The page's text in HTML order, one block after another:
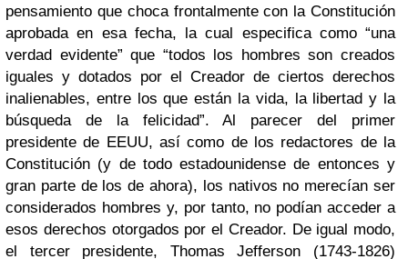
pensamiento que choca frontalmente con la Constitución
aprobada en esa fecha, la cual especifica como “una
verdad evidente” que “todos los hombres son creados
iguales y dotados por el Creador de ciertos derechos
inalienables, entre los que están la vida, la libertad y la
búsqueda de la felicidad”. Al parecer del primer
presidente de EEUU, así como de los redactores de la
Constitución (y de todo estadounidense de entonces y
gran parte de los de ahora), los nativos no merecían ser
considerados hombres y, por tanto, no podían acceder a
esos derechos otorgados por el Creador. De igual modo,
el tercer presidente, Thomas Jefferson (1743-1826)